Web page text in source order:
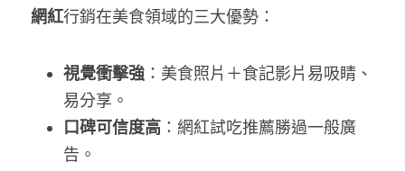
網紅行銷在美食領域的三大優勢：
視覺衝擊強 ：美食照片＋食記影片易吸睛、
易分享。
口碑可信度高 ：網紅試吃推薦勝過一般廣
告。